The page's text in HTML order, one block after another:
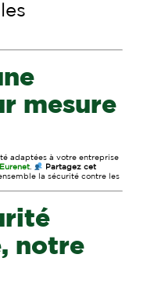
mesure
adaptées à votre entreprise
Eurenet
Partagez cet
la sécurité contre les
notre